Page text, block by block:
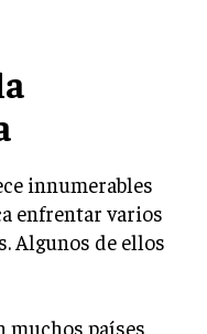
innumerables
enfrentar varios
Algunos de ellos
muchos países,